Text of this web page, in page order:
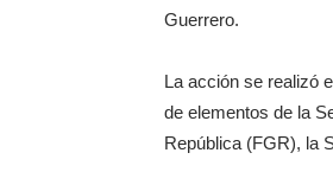
Guerrero.
La acción se realizó
de elementos de la
República (FGR), la